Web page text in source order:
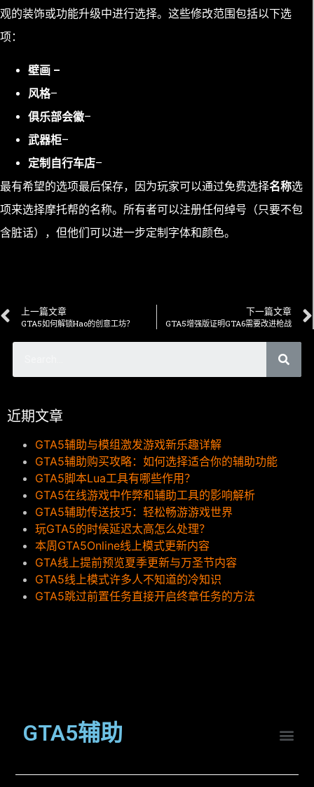
观的装饰或功能升级中进行选择。这些修改范围包括以下选
项：
壁画 –
风格–
俱乐部会徽–
武器柜–
定制自行车店–
最有希望的选项最后保存，因为玩家可以通过免费选择名称选
项来选择摩托帮的名称。所有者可以注册任何绰号（只要不包
含脏话），但他们可以进一步定制字体和颜色。
上一篇文章
GTA5如何解锁Hao的创意工坊？
下一篇文章
GTA5增强版证明GTA6需要改进枪战
近期文章
GTA5辅助与模组激发游戏新乐趣详解
GTA5辅助购买攻略：如何选择适合你的辅助功能
GTA5脚本Lua工具有哪些作用？
GTA5在线游戏中作弊和辅助工具的影响解析
GTA5辅助传送技巧：轻松畅游游戏世界
玩GTA5的时候延迟太高怎么处理？
本周GTA5Online线上模式更新内容
GTA线上提前预览夏季更新与万圣节内容
GTA5线上模式许多人不知道的冷知识
GTA5跳过前置任务直接开启终章任务的方法
GTA5辅助